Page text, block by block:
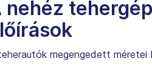
nehéz
megengedett méretei